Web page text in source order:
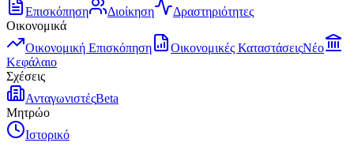
Επισκόπηση
Διοίκηση
Δραστηριότητες
Οικονομικά
Οικονομική Επισκόπηση
Οικονομικές ΚαταστάσειςΝέο
Κεφάλαιο
Σχέσεις
ΑνταγωνιστέςBeta
Μητρώο
Ιστορικό